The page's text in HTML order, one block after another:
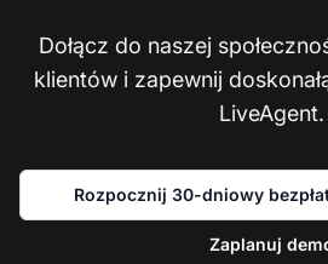
Dołącz do naszej
klientów i zapewnij
LiveAgent.
Rozpocznij 30-dniowy
Zaplanuj